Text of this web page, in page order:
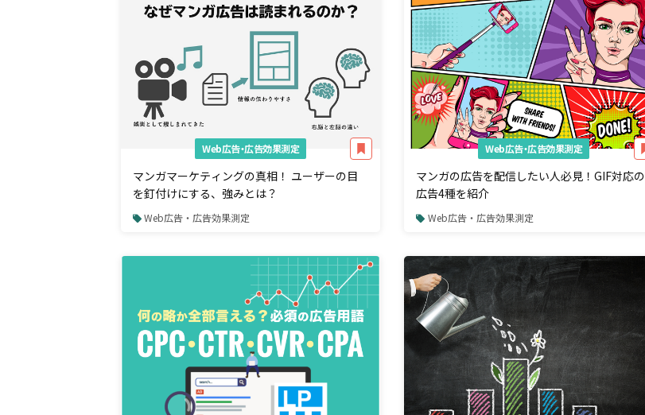
Web広告・広告効果測定
マンガマーケティングの真相！ ユーザーの目
を釘付けにする、強みとは？
Web広告・広告効果測定
Web広告・広告効果測定
マンガの広告を配信したい人必見！GIF対応の
広告4種を紹介
Web広告・広告効果測定